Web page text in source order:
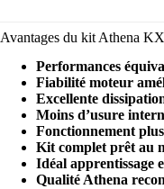
Avantages du kit Athena
Performances
Fiabilité moteur
Excellente
Moins d’usure
Fonctionnement
Kit complet prêt au
Idéal apprentissage
Qualité Athena